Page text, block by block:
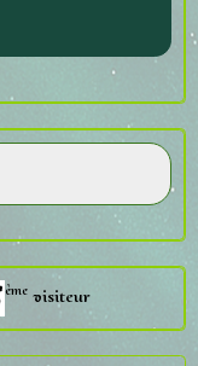
ème visiteur